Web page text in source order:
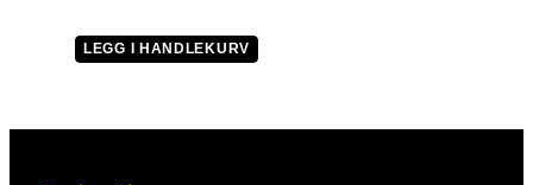
LEGG I HANDLEKURV